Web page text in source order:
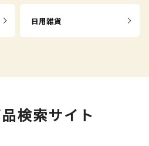
日用雑貨
検索サイト